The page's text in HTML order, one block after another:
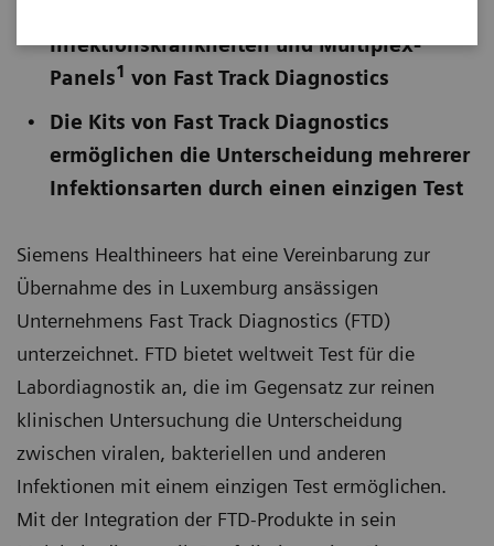
Infektionskrankheiten und Multiplex-
Panels1 von Fast Track Diagnostics
Die Kits von Fast Track Diagnostics
ermöglichen die Unterscheidung mehrerer
Infektionsarten durch einen einzigen Test
Siemens Healthineers hat eine Vereinbarung zur
Übernahme des in Luxemburg ansässigen
Unternehmens Fast Track Diagnostics (FTD)
unterzeichnet. FTD bietet weltweit Test für die
Labordiagnostik an, die im Gegensatz zur reinen
klinischen Untersuchung die Unterscheidung
zwischen viralen, bakteriellen und anderen
Infektionen mit einem einzigen Test ermöglichen.
Mit der Integration der FTD-Produkte in sein